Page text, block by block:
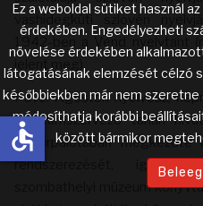
vashidegkúti szlovén
1942-ben a Vend nyelvtant
jelent meg).
Pável Ágoston nyelvész,
múzeumszervező tanári
Kultúrpalotában megkezdte
rendszerezését,
szombathelyi múzeum
Ez a weboldal sütiket használ
érdekében. Engedélyezheti
növelése érdekében
látogatásának elemzését célzó
későbbiekben már nem
módosíthatja korábbi
között bármikor
accessible